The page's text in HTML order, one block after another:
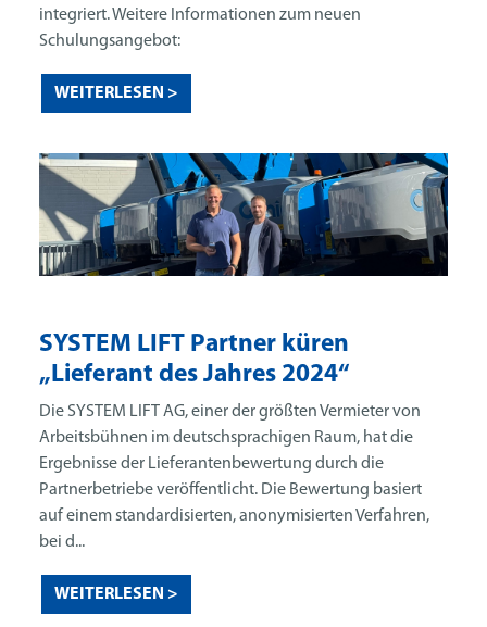
SYSTEM LIFT Partner küren
„Lieferant des Jahres 2024“
Die SYSTEM LIFT AG, einer der größten Vermieter von
Arbeitsbühnen im deutschsprachigen Raum, hat die
Ergebnisse der Lieferantenbewertung durch die
Partnerbetriebe veröffentlicht. Die Bewertung basiert
auf einem standardisierten, anonymisierten Verfahren,
bei d...
WEITERLESEN >
integriert. Weitere Informationen zum neuen
Schulungsangebot:
WEITERLESEN >